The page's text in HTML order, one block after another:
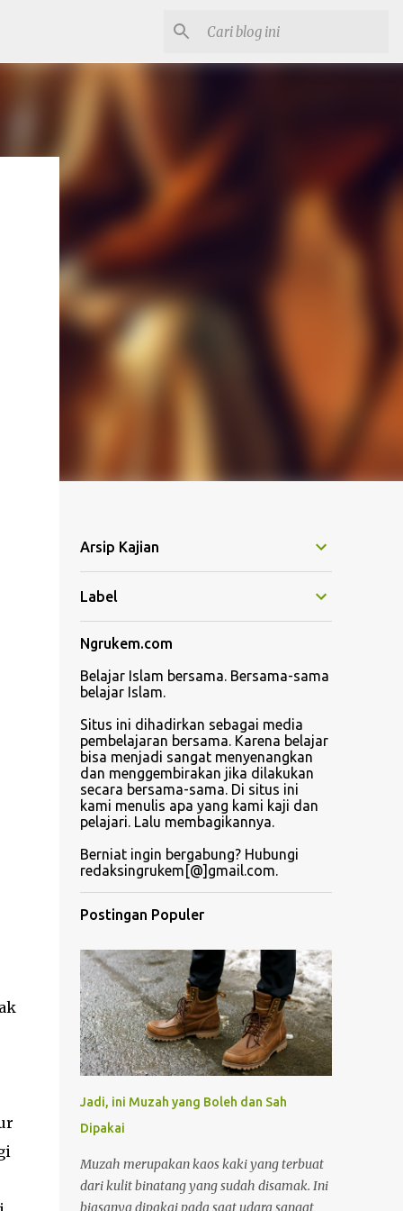
Arsip Kajian
Label
Ngrukem.com
Belajar Islam bersama. Bersama-sama
belajar Islam.
Situs ini dihadirkan sebagai media
pembelajaran bersama. Karena belajar
bisa menjadi sangat menyenangkan
dan menggembirakan jika dilakukan
secara bersama-sama. Di situs ini
kami menulis apa yang kami kaji dan
pelajari. Lalu membagikannya.
Berniat ingin bergabung? Hubungi
redaksingrukem[@]gmail.com.
Postingan Populer
Jadi, ini Muzah yang Boleh dan Sah
Dipakai
Muzah merupakan kaos kaki yang terbuat
dari kulit binatang yang sudah disamak. Ini
biasanya dipakai pada saat udara sangat